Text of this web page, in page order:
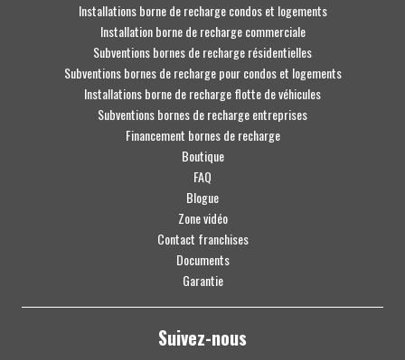
Installations borne de recharge condos et logements
Installation borne de recharge commerciale
Subventions bornes de recharge résidentielles
Subventions bornes de recharge pour condos et logements
Installations borne de recharge flotte de véhicules
Subventions bornes de recharge entreprises
Financement bornes de recharge
Boutique
FAQ
Blogue
Zone vidéo
Contact franchises
Documents
Garantie
Suivez-nous